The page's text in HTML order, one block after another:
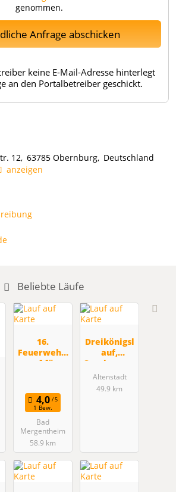
genommen.
Anfrage abschicken
keine E-Mail-Adresse hinterlegt
an den Portalbetreiber geschickt.
12 63785 Obernburg Deutschland
anzeigen
Beliebte Läufe
16.
Feuerwehrl
auf für
Löffelstelze
n
1 Bew.
Bad
Mergentheim
58.9 km
Dreikönigsl
auf,
Sparkassen-
Oberhessen
-Cup
Altenstadt
49.9 km